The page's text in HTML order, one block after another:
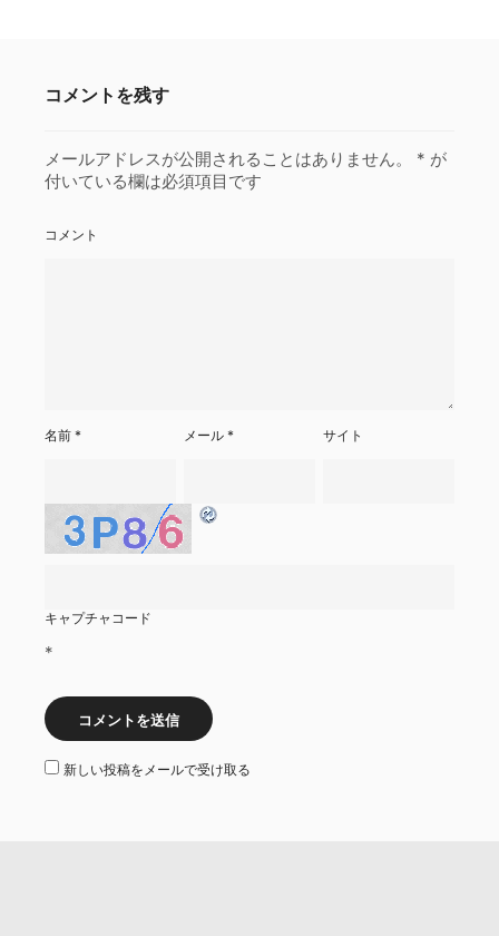
コメントを残す
メールアドレスが公開されることはありません。 * が
付いている欄は必須項目です
コメント
名前 * メール* サイト
キャプチャコード
*
新しい投稿をメールで受け取る